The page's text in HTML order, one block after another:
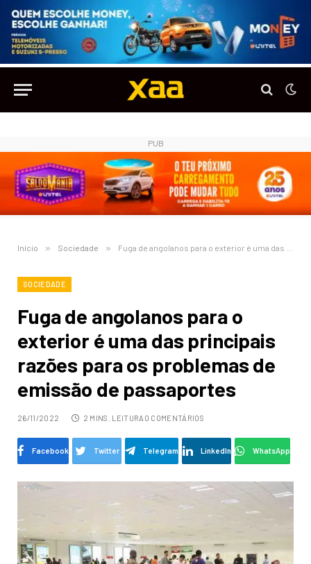
PUB
Início » Sociedade » Fuga de angolanos para o exterior é uma das principais razões para os problemas de emissão de passaportes
SOCIEDADE
Fuga de angolanos para o
exterior é uma das principais
razões para os problemas de
emissão de passaportes
26/11/2022 2 MINS. LEITURA 0 COMENTÁRIOS
Facebook Twitter Telegram LinkedIn WhatsApp